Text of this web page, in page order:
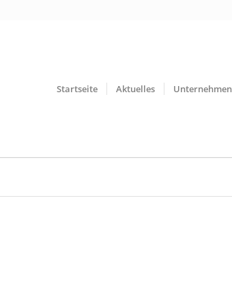
Startseite Aktuelles Unternehmen